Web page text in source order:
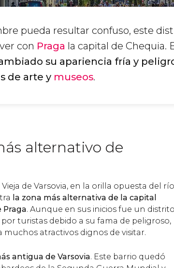
pueda resultar confuso, este
con Praga la capital de Chequia.
su apariencia fría y
de arte y museos.
alternativo de
de Varsovia, en la orilla opuesta del río
la zona más alternativa de la capital
Praga. Aunque en sus inicios fue un distrito
turistas debido a su fama de peligroso,
muchos atractivos dignos de visitar.
antigua de Varsovia. Este barrio quedó